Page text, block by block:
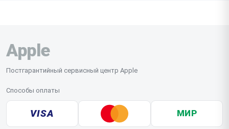
Apple
Постгарантийный сервисный центр Apple
Способы оплаты
VISA МИР